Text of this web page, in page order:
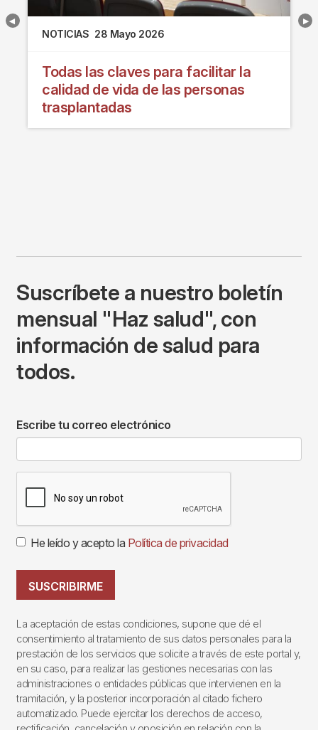
NOTICIAS 28 Mayo 2026
Todas las claves para facilitar la
calidad de vida de las personas
trasplantadas
Suscríbete a nuestro boletín
mensual "Haz salud", con
información de salud para
todos.
Escribe tu correo electrónico
He leído y acepto la Política de privacidad
SUSCRIBIRME
La aceptación de estas condiciones, supone que dé el
consentimiento al tratamiento de sus datos personales para la
prestación de los servicios que solicite a través de este portal y,
en su caso, para realizar las gestiones necesarias con las
administraciones o entidades públicas que intervienen en la
tramitación, y la posterior incorporación al citado fichero
automatizado. Puede ejercitar los derechos de acceso,